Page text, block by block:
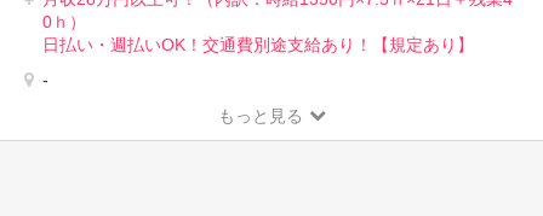
0ｈ）
日払い・週払いOK！交通費別途支給あり！【規定あり】
-
もっと見る